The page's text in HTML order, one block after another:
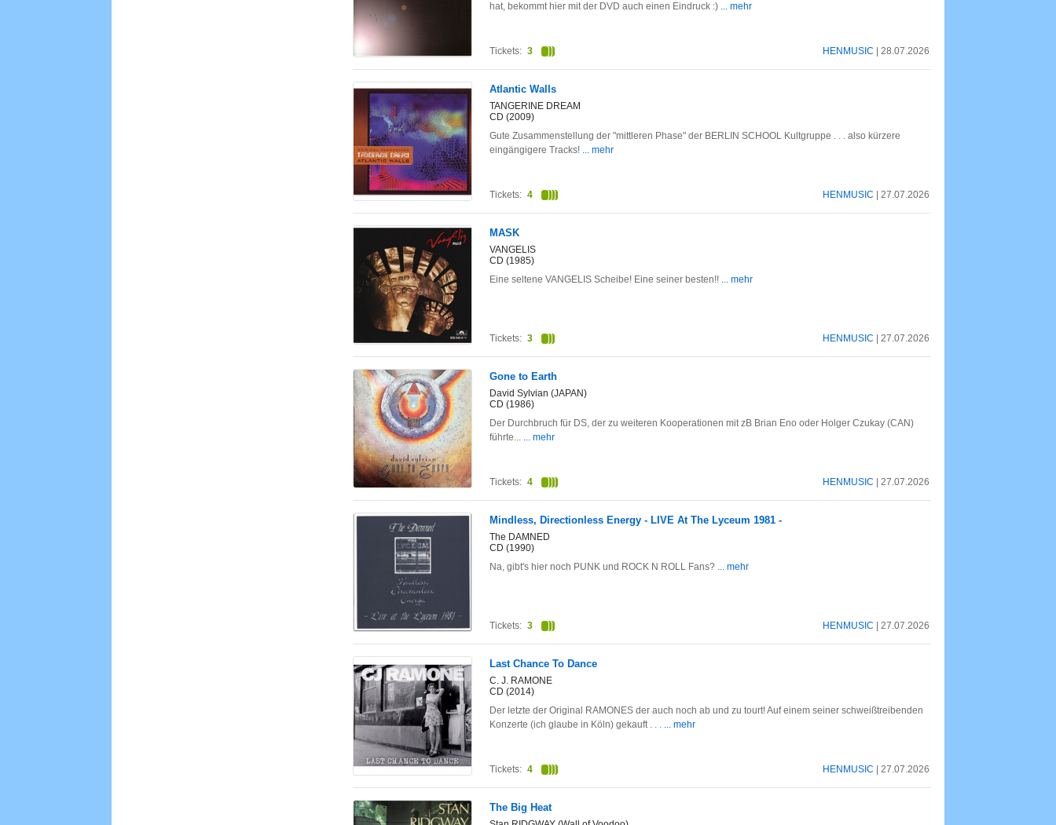
hat, bekommt hier mit der DVD auch einen Eindruck :) ... mehr
HENMUSIC | 28.07.2026
Tickets: 3
Atlantic Walls
TANGERINE DREAM
CD (2009)
Gute Zusammenstellung der "mittleren Phase" der BERLIN SCHOOL Kultgruppe . . . also kürzere
eingängigere Tracks! ... mehr
HENMUSIC | 27.07.2026
Tickets: 4
MASK
VANGELIS
CD (1985)
Eine seltene VANGELIS Scheibe! Eine seiner besten!! ... mehr
HENMUSIC | 27.07.2026
Tickets: 3
Gone to Earth
David Sylvian (JAPAN)
CD (1986)
Der Durchbruch für DS, der zu weiteren Kooperationen mit zB Brian Eno oder Holger Czukay (CAN)
führte... ... mehr
HENMUSIC | 27.07.2026
Tickets: 4
Mindless, Directionless Energy - LIVE At The Lyceum 1981 -
The DAMNED
CD (1990)
Na, gibt's hier noch PUNK und ROCK N ROLL Fans? ... mehr
HENMUSIC | 27.07.2026
Tickets: 3
Last Chance To Dance
C. J. RAMONE
CD (2014)
Der letzte der Original RAMONES der auch noch ab und zu tourt! Auf einem seiner schweißtreibenden
Konzerte (ich glaube in Köln) gekauft . . . ... mehr
HENMUSIC | 27.07.2026
Tickets: 4
The Big Heat